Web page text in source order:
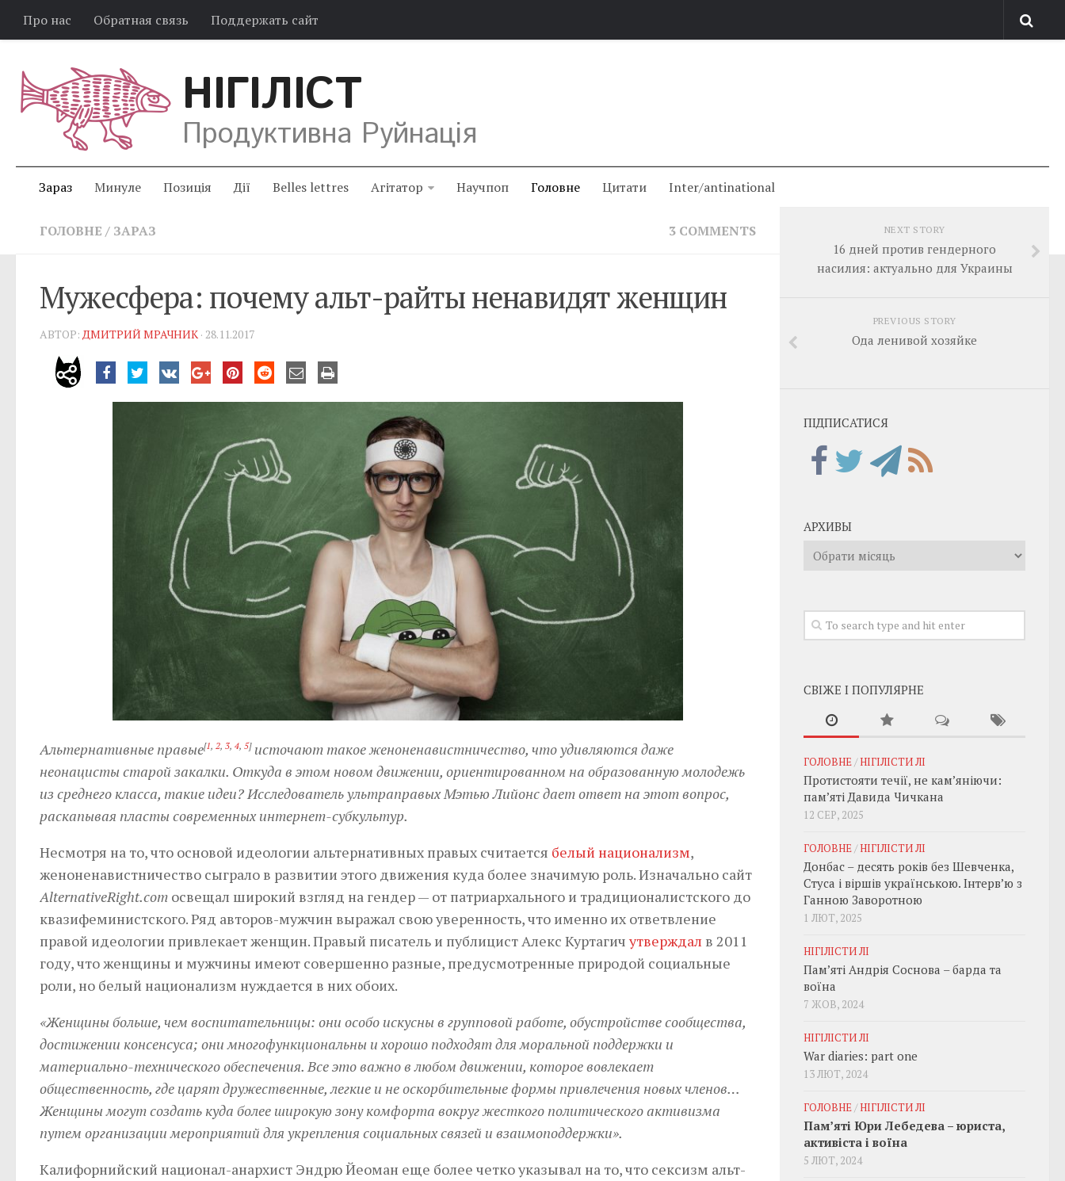
Про нас Обратная связь Поддержать сайт
НІГІЛІСТ
Продуктивна Руйнація
Зараз Минуле Позиція Дії Belles lettres Агітатор Научпоп Головне Цитати Inter/antinational
ГОЛОВНЕ / ЗАРАЗ 3 COMMENTS
Мужесфера: почему альт-райты ненавидят женщин
АВТОР: ДМИТРИЙ МРАЧНИК · 28.11.2017
Альтернативные правые[1, 2, 3, 4, 5]источают такое женоненавистничество, что удивляются даже
неонацисты старой закалки. Откуда в этом новом движении, ориентированном на образованную молодежь
из среднего класса, такие идеи? Исследователь ультраправых Мэтью Лийонс дает ответ на этот вопрос,
раскапывая пласты современных интернет-субкультур.
Несмотря на то, что основой идеологии альтернативных правых считается белый национализм,
женоненавистничество сыграло в развитии этого движения куда более значимую роль. Изначально сайт
AlternativeRight.com освещал широкий взгляд на гендер — от патриархального и традиционалистского до
квазифеминистского. Ряд авторов-мужчин выражал свою уверенность, что именно их ответвление
правой идеологии привлекает женщин. Правый писатель и публицист Алекс Куртагич утверждал в 2011
году, что женщины и мужчины имеют совершенно разные, предусмотренные природой социальные
роли, но белый национализм нуждается в них обоих.
«Женщины больше, чем воспитательницы: они особо искусны в групповой работе, обустройстве сообщества,
достижении консенсуса; они многофункциональны и хорошо подходят для моральной поддержки и
материально-технического обеспечения. Все это важно в любом движении, которое вовлекает
общественность, где царят дружественные, легкие и не оскорбительные формы привлечения новых членов…
Женщины могут создать куда более широкую зону комфорта вокруг жесткого политического активизма
путем организации мероприятий для укрепления социальных связей и взаимоподдержки».
Калифорнийский национал-анархист Эндрю Йеоман еще более четко указывал на то, что сексизм альт-
NEXT STORY
16 дней против гендерного
насилия: актуально для Украины
PREVIOUS STORY
Ода ленивой хозяйке
ПІДПИСАТИСЯ
АРХИВЫ
Архивы
СВІЖЕ І ПОПУЛЯРНЕ
ГОЛОВНЕ/НІГІЛІСТИ ЛІ
Протистояти течії, не кам’яніючи:
пам’яті Давида Чичкана
12 СЕР, 2025
ГОЛОВНЕ/НІГІЛІСТИ ЛІ
Донбас – десять років без Шевченка,
Стуса і віршів українською. Інтерв’ю з
Ганною Заворотною
1 ЛЮТ, 2025
НІГІЛІСТИ ЛІ
Пам’яті Андрія Соснова – барда та
воїна
7 ЖОВ, 2024
НІГІЛІСТИ ЛІ
War diaries: part one
13 ЛЮТ, 2024
ГОЛОВНЕ/НІГІЛІСТИ ЛІ
Пам’яті Юри Лебедева – юриста,
активіста і воїна
5 ЛЮТ, 2024